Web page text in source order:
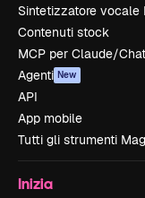
Sintetizzatore vocale
Contenuti stock
MCP per Claude/
Agenti New
API
App mobile
Tutti gli strumenti
Inizia